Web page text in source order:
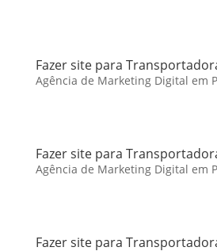
Fazer site para
Agência de Marketing Digital em
Fazer site para
Agência de Marketing Digital em
Fazer site para